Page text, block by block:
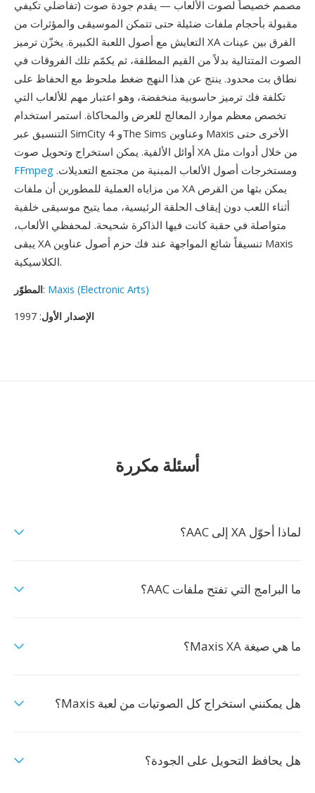
تفاضلي تكيفي) مصمم خصيصاً لصوت الألعاب — يقدم جودة صوت
مقبولة بأحجام ملفات ضئيلة حتى تتمكن الموسيقى والمؤثرات من
التعايش مع أصول اللعبة الكبيرة. يخزّن ترميز XA الفرق بين عينات
الصوت المتتالية بدلاً من القيم المطلقة، ثم يكمّم تلك الفروقات في
نطاق بت محدود. ينتج عن هذا النهج ضغط ملحوظ مع الحفاظ على
تكلفة فك ترميز حاسوبية منخفضة، وهو اعتبار مهم للألعاب التي
تخصص معظم موارد المعالج للعرض والمحاكاة. استمر استخدام
التنسيق عبر SimCity 4 وThe Sims وعناوين Maxis الأخرى حتى
أوائل الألفية. يمكن استخراج وتحويل صوت XA من خلال أدوات مثل
FFmpeg
من مزاياه العملية للمطورين أن ملفات XA يمكن بثها من القرص
أثناء اللعب دون إيقاف الحلقة الرئيسية، مما يتيح موسيقى خلفية
متواصلة في حقبة كانت فيها الذاكرة شحيحة. لمحفظي الألعاب،
يبقى XA تنسيقاً شائع المواجهة عند فك حزم أصول عناوين Maxis
الكلاسيكية.
المطوّر: Maxis (Electronic Arts)
الإصدار الأول: 1997
أسئلة مكررة
لماذا أحوّل XA إلى AAC؟
ما البرامج التي تفتح ملفات AAC؟
ما هي صيغة Maxis XA؟
هل يمكنني استخراج كل الصوتيات من لعبة Maxis؟
هل يحافظ التحويل على الجودة؟